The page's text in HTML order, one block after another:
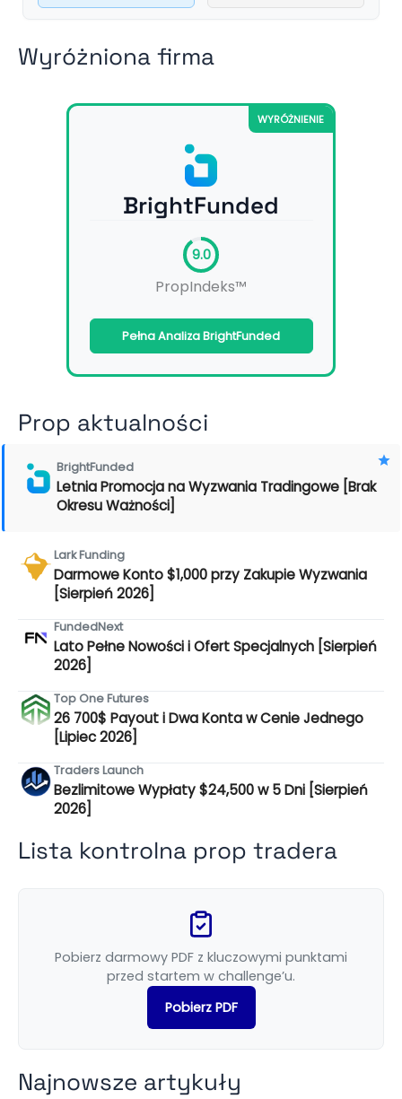
Wyróżniona firma
WYRÓŻNIENIE
BrightFunded
9.0
PropIndeks™
Pełna Analiza BrightFunded
Prop aktualności
BrightFunded
Letnia Promocja na Wyzwania Tradingowe [Brak
Okresu Ważności]
Lark Funding
Darmowe Konto $1,000 przy Zakupie Wyzwania
[Sierpień 2026]
FundedNext
Lato Pełne Nowości i Ofert Specjalnych [Sierpień
2026]
Top One Futures
26 700$ Payout i Dwa Konta w Cenie Jednego
[Lipiec 2026]
Traders Launch
Bezlimitowe Wypłaty $24,500 w 5 Dni [Sierpień
2026]
Lista kontrolna prop tradera
Pobierz darmowy PDF z kluczowymi punktami
przed startem w challenge’u.
Pobierz PDF
Najnowsze artykuły